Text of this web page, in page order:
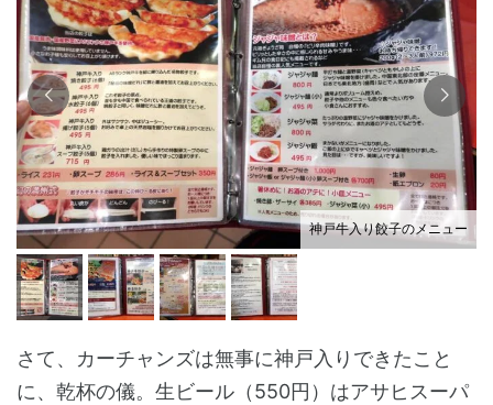
神戸牛入り餃子のメニュー
さて、カーチャンズは無事に神戸入りできたこと
に、乾杯の儀。生ビール（550円）はアサヒスーパ